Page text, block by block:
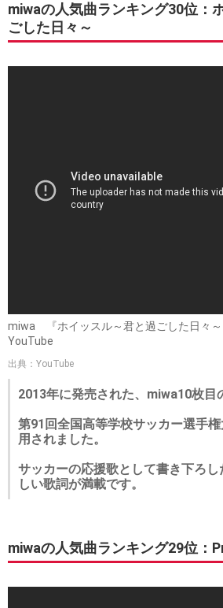
miwaの人気曲ランキング30位：
ごした日々～
miwa 『ホイッスル～君と過ごした日々～
YouTube
出典：YouTube
2013年に発売された、miwa10枚目
第91回全国高等学校サッカー選手
用されました。
サッカーの応援歌として書き下ろ
しい歌詞が満載です。
miwaの人気曲ランキング29位：